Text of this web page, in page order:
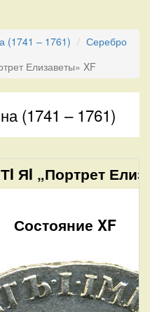
(1741 – 1761)
Серебро
Елизаветы» XF
(1741 – 1761)
ЯI „Портрет
Состояние XF